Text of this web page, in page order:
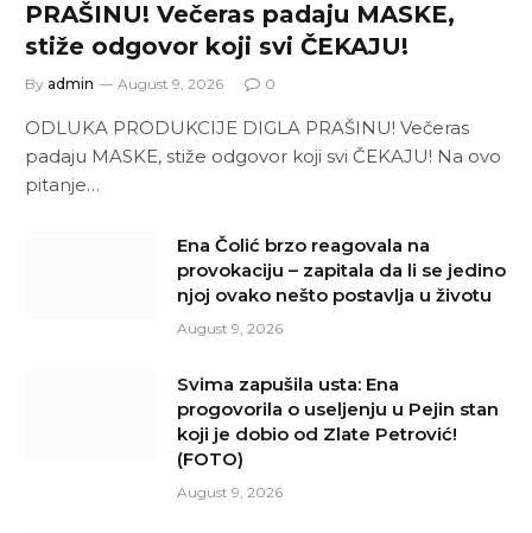
PRAŠINU! Večeras padaju MASKE,
stiže odgovor koji svi ČEKAJU!
By admin August 9, 2026 0
ODLUKA PRODUKCIJE DIGLA PRAŠINU! Večeras
padaju MASKE, stiže odgovor koji svi ČEKAJU! Na ovo
pitanje…
Ena Čolić brzo reagovala na
provokaciju – zapitala da li se jedino
njoj ovako nešto postavlja u životu
August 9, 2026
Svima zapušila usta: Ena
progovorila o useljenju u Pejin stan
koji je dobio od Zlate Petrović!
(FOTO)
August 9, 2026